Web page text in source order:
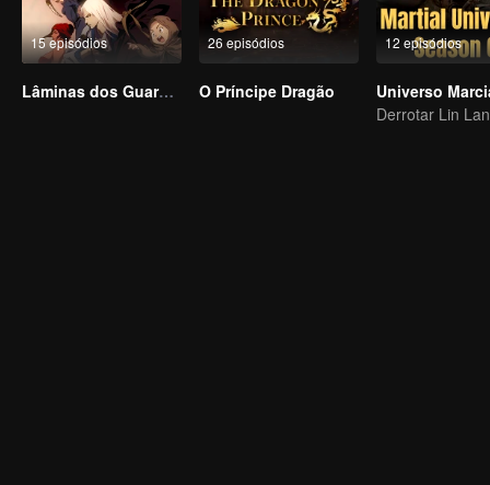
15 episódios
Lâminas dos Guardiões
26 episódios
O Príncipe Dragão
12 episódios